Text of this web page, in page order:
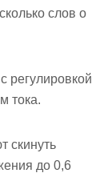
слов о
регулировкой
тока.
скинуть
до 0,6